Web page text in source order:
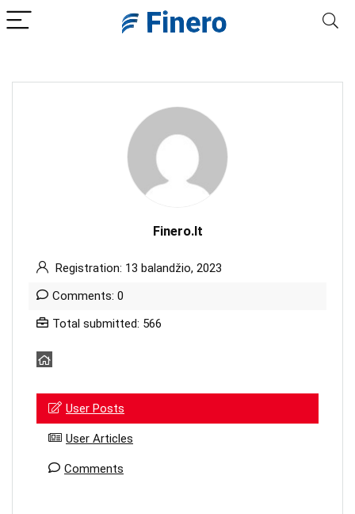
Finero.lt
Registration: 13 balandžio, 2023
Comments: 0
Total submitted: 566
User Posts
User Articles
Comments